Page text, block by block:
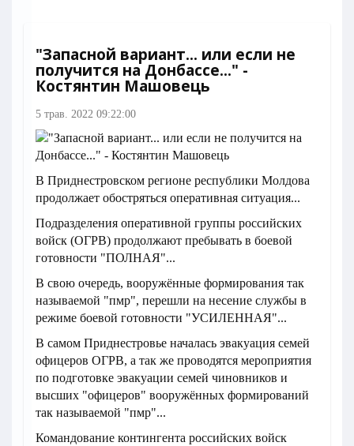
"Запасной вариант... или если не
получится на Донбассе..." -
Костянтин Машовець
5 трав. 2022 09:22:00
В Приднестровском регионе республики Молдова
продолжает обостряться оперативная ситуация...
Подразделения оперативной группы российских
войск (ОГРВ) продолжают пребывать в боевой
готовности "ПОЛНАЯ"...
В свою очередь, вооружённые формирования так
называемой "пмр", перешли на несение службы в
режиме боевой готовности "УСИЛЕННАЯ"...
В самом Приднестровье началась эвакуация семей
офицеров ОГРВ, а так же проводятся мероприятия
по подготовке эвакуации семей чиновников и
высших "офицеров" вооружённых формирований
так называемой "пмр"...
Командование контингента российских войск